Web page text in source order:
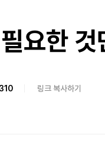
요한
310 링크 복사하기